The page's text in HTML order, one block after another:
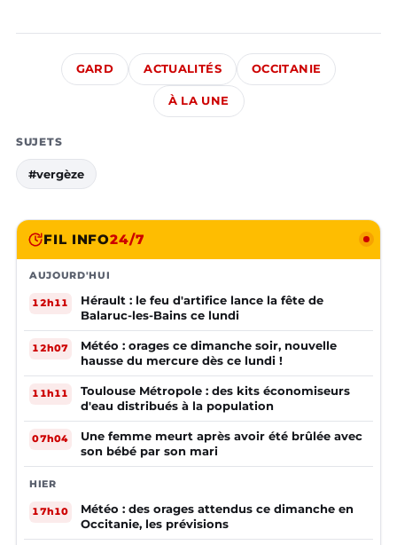
GARD ACTUALITÉS OCCITANIE
À LA UNE
SUJETS
#vergèze
FIL INFO24/7
AUJOURD'HUI
12h11
Hérault : le feu d'artifice lance la fête de
Balaruc-les-Bains ce lundi
12h07
Météo : orages ce dimanche soir, nouvelle
hausse du mercure dès ce lundi !
11h11
Toulouse Métropole : des kits économiseurs
d'eau distribués à la population
07h04
Une femme meurt après avoir été brûlée avec
son bébé par son mari
HIER
17h10
Météo : des orages attendus ce dimanche en
Occitanie, les prévisions